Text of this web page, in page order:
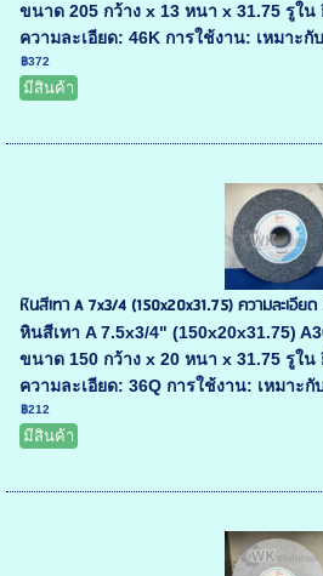
ขนาด 205 กว้าง x 13 หนา x 31.75 รูใ
ความละเอียด: 46K การใช้งาน: เหมาะกั
฿372
มีสินค้า
หินสีเทา A 7x3/4 (150x20x31.75) ความละเอียด
หินสีเทา A 7.5x3/4" (150x20x31.75)
ขนาด 150 กว้าง x 20 หนา x 31.75 รูใ
ความละเอียด: 36Q การใช้งาน: เหมาะกั
฿212
มีสินค้า